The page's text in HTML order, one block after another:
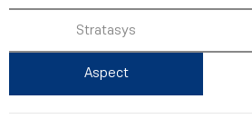
Stratasys
Aspect